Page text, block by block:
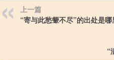
上一篇
“寄与此愁颦不尽”的出处是哪
“